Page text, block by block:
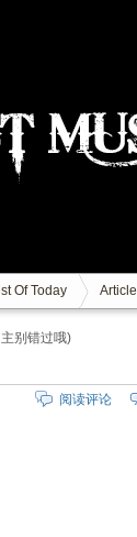
Of Today Article
别错过哦)
阅读评论